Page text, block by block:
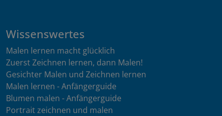
Wissenswertes
Malen lernen macht glücklich
Zuerst Zeichnen lernen, dann Malen!
Gesichter Malen und Zeichnen lernen
Malen lernen - Anfängerguide
Blumen malen - Anfängerguide
Portrait zeichnen und malen